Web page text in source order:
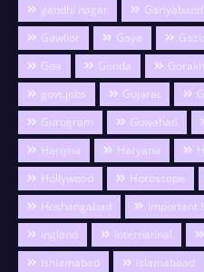
gandhi nagar
Gariyaband
Gawlior
Gaya
Goa
Gonda
govt.jobs
Gujarat
Gurugram
Guwahati
Hariyna
Haryana
Hollywood
Horoscope
Hoshangabad
Important
ingland
Internatinal
Ishlamabad
islamabaad